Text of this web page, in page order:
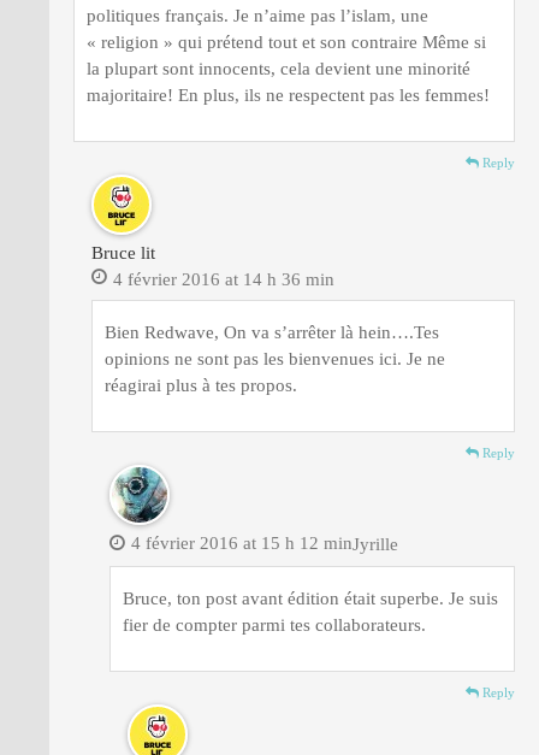
politiques français. Je n’aime pas l’islam, une
« religion » qui prétend tout et son contraire Même si
la plupart sont innocents, cela devient une minorité
majoritaire! En plus, ils ne respectent pas les femmes!
Reply
Bruce lit
4 février 2016 at 14 h 36 min
Bien Redwave, On va s’arrêter là hein….Tes
opinions ne sont pas les bienvenues ici. Je ne
réagirai plus à tes propos.
Reply
Jyrille
4 février 2016 at 15 h 12 min
Bruce, ton post avant édition était superbe. Je suis
fier de compter parmi tes collaborateurs.
Reply